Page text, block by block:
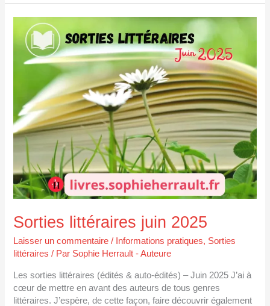
Sorties littéraires juin 2025
Laisser un commentaire / Informations pratiques, Sorties
littéraires / Par Sophie Herrault - Auteure
Les sorties littéraires (édités & auto-édités) – Juin 2025 J’ai à
cœur de mettre en avant des auteurs de tous genres
littéraires. J’espère, de cette façon, faire découvrir également
Sorties
littéraires
juin
2025